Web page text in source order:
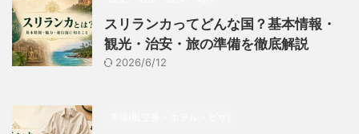
スリランカってどんな国？基本情報・
観光・治安・旅の準備を徹底解説
2026/6/12